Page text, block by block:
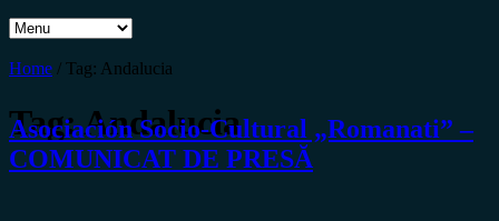
Home / Tag: Andalucia
Tag:Andalucia
Asociación Socio-Cultural „Romanati” –
COMUNICAT DE PRESĂ